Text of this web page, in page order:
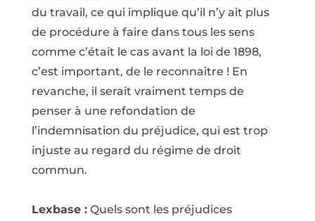
du travail, ce qui implique qu’il n’y ait plus
de procédure à faire dans tous les sens
comme c’était le cas avant la loi de 1898,
c’est important, de le reconnaitre ! En
revanche, il serait vraiment temps de
penser à une refondation de
l’indemnisation du préjudice, qui est trop
injuste au regard du régime de droit
commun.
Lexbase :Quels sont les préjudices